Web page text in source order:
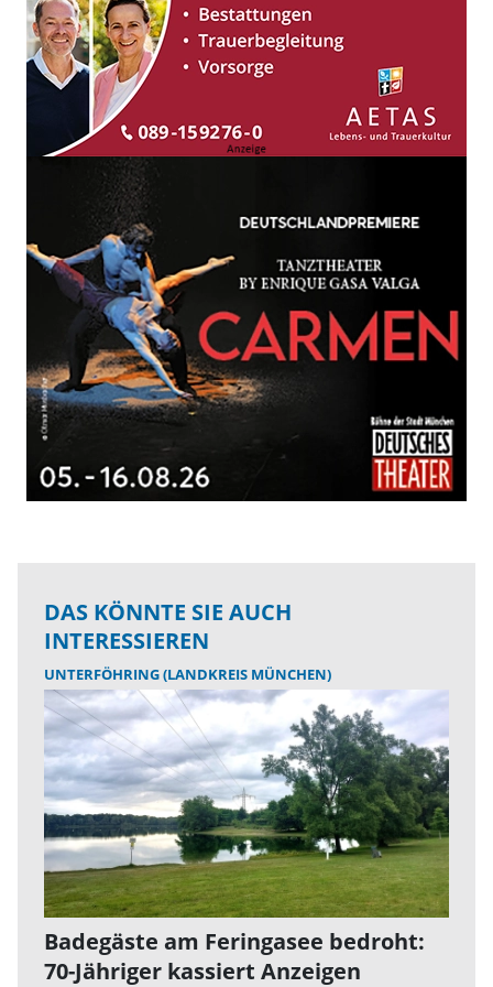
DAS KÖNNTE SIE AUCH
INTERESSIEREN
UNTERFÖHRING (LANDKREIS MÜNCHEN)
Badegäste am Feringasee bedroht:
70-Jähriger kassiert Anzeigen